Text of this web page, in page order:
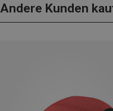
Andere Kunden